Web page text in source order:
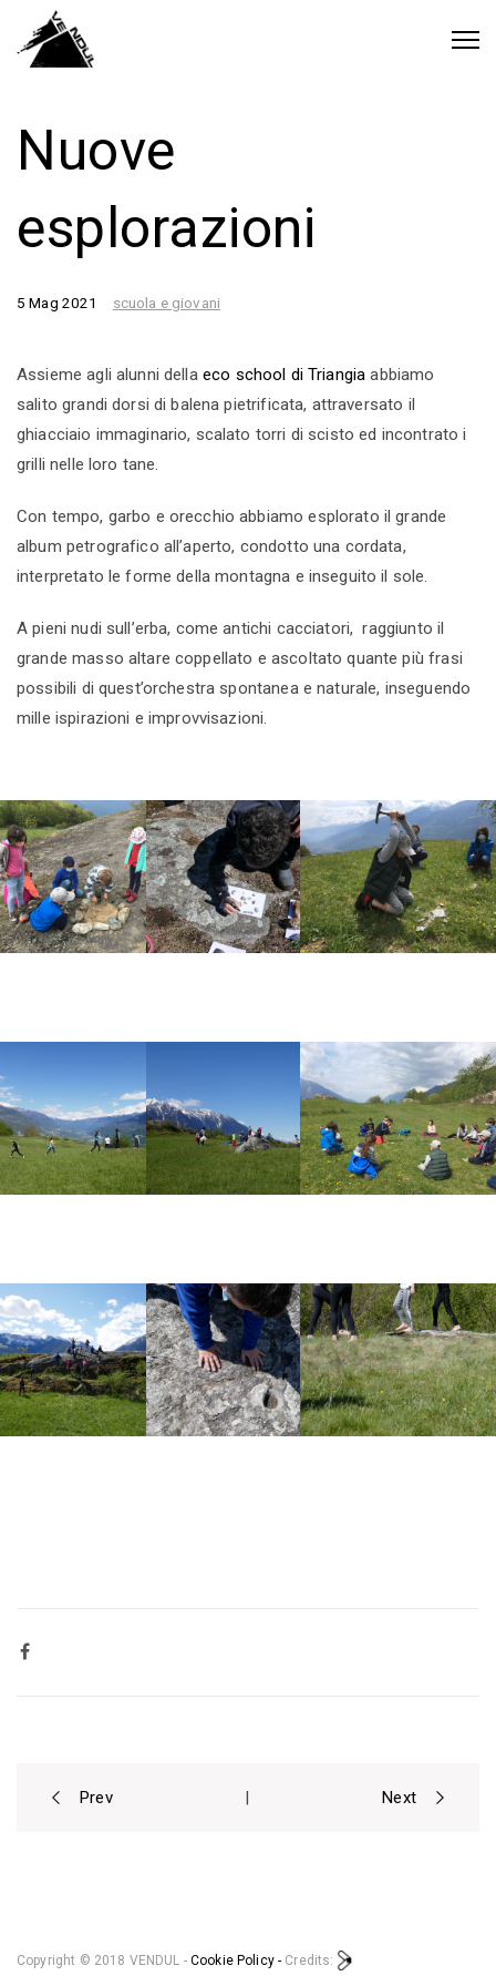
Nuove
esplorazioni
5 Mag 2021 scuola e giovani
Assieme agli alunni della eco school di Triangia abbiamo
salito grandi dorsi di balena pietrificata, attraversato il
ghiacciaio immaginario, scalato torri di scisto ed incontrato i
grilli nelle loro tane.
Con tempo, garbo e orecchio abbiamo esplorato il grande
album petrografico all’aperto, condotto una cordata,
interpretato le forme della montagna e inseguito il sole.
A pieni nudi sull’erba, come antichi cacciatori, raggiunto il
grande masso altare coppellato e ascoltato quante più frasi
possibili di quest’orchestra spontanea e naturale, inseguendo
mille ispirazioni e improvvisazioni.
Prev | Next
Copyright © 2018 VENDUL - Cookie Policy - Credits: